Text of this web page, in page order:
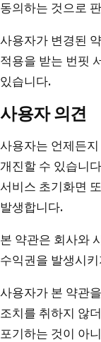
동의하는 것으로
사용자가 변경된
적용을 받는 번핏
있습니다.
사용자 의견
사용자는 언제든
개진할 수 있습니
서비스 초기화면
발생합니다.
본 약관은 회사와
수익권을 발생시
사용자가 본 약관
조치를 취하지 않
포기하는 것이 아